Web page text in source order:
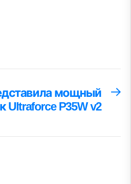
мощный
Ultraforce P35W v2